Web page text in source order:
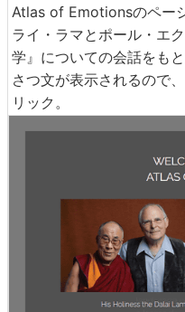
Atlas of Emotionsのペー
ライ・ラマとポール・エ
学』についての会話をも
さつ文が表示されるので
リック。